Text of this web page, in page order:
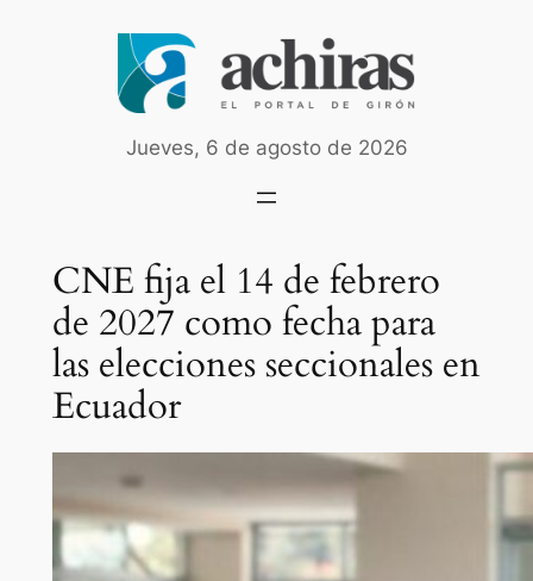
Jueves, 6 de agosto de 2026
CNE fija el 14 de febrero
de 2027 como fecha para
las elecciones seccionales en
Ecuador